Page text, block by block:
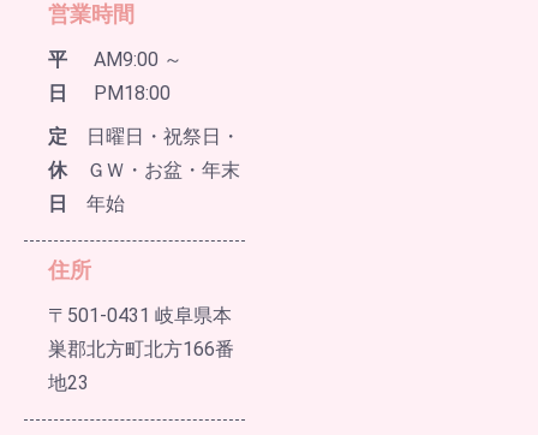
営業時間
平
日
AM9:00 ～
PM18:00
定
休
日
日曜日・祝祭日・
ＧＷ・お盆・年末
年始
住所
〒501-0431 岐阜県本
巣郡北方町北方166番
地23